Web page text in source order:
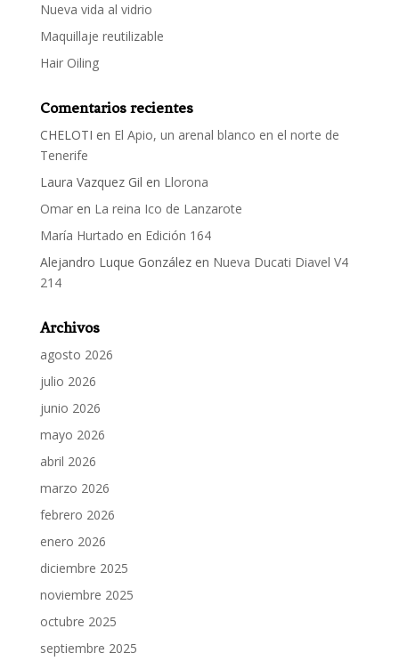
Nueva vida al vidrio
Maquillaje reutilizable
Hair Oiling
Comentarios recientes
CHELOTI en El Apio, un arenal blanco en el norte de
Tenerife
Laura Vazquez Gil en Llorona
Omaren La reina Ico de Lanzarote
María Hurtado en Edición 164
Alejandro Luque Gonzálezen Nueva Ducati Diavel V4
214
Archivos
agosto 2026
julio 2026
junio 2026
mayo 2026
abril 2026
marzo 2026
febrero 2026
enero 2026
diciembre 2025
noviembre 2025
octubre 2025
septiembre 2025